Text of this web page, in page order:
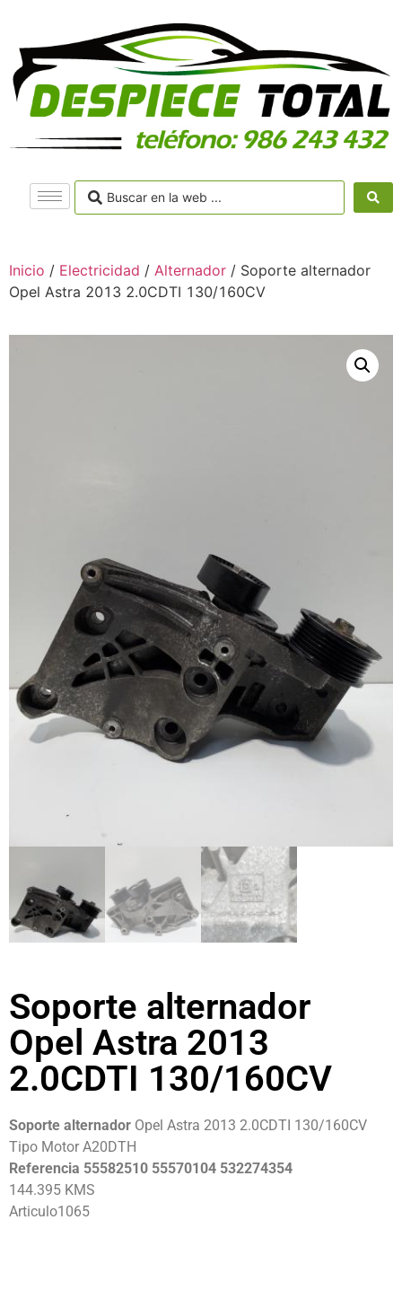
Inicio / Electricidad / Alternador / Soporte alternador
Opel Astra 2013 2.0CDTI 130/160CV
Soporte alternador
Opel Astra 2013
2.0CDTI 130/160CV
Soporte alternador Opel Astra 2013 2.0CDTI 130/160CV
Tipo Motor A20DTH
Referencia 55582510 55570104 532274354
144.395 KMS
Articulo1065